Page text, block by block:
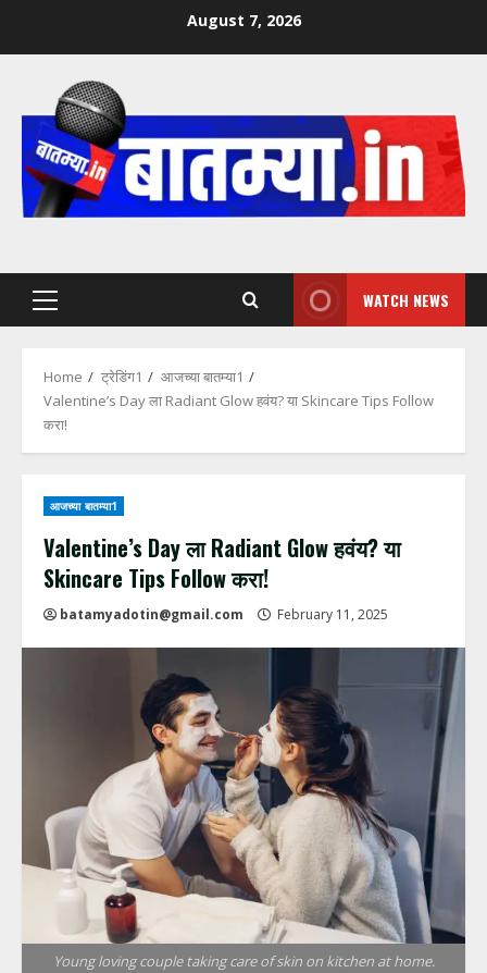
August 7, 2026
Primary
WATCH NEWS
Home ट्रेडिंग1
आजच्या बातम्या1
Valentine’s Day ला Radiant Glow हवंय? या Skincare Tips Follow
करा!
आजच्या बातम्या1
Valentine’s Day ला Radiant Glow हवंय? या
Skincare Tips Follow करा!
batamyadotin@gmail.com February 11, 2025
Young loving couple taking care of skin on kitchen at home.